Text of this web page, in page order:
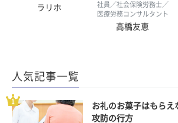
ラリホ
社員／社会保険労務士／
医療労務コンサルタント
高橋友恵
人気記事一覧
お礼のお菓子はもらえ
攻防の行方